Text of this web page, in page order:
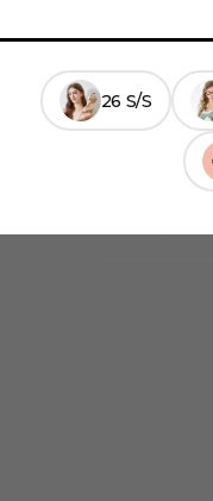
26 S/S